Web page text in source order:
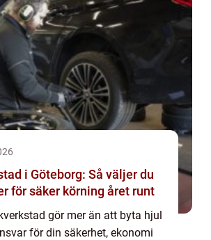
i Göteborg: Så väljer du
för säker körning året runt
gör mer än att byta hjul
för din säkerhet, ekonomi